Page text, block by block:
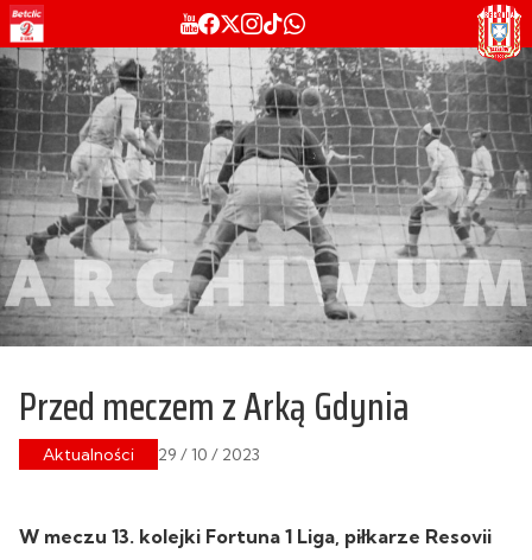
Przed meczem z Arką Gdynia
Aktualności 29 / 10 / 2023
W meczu 13. kolejki Fortuna 1 Liga, piłkarze Resovii